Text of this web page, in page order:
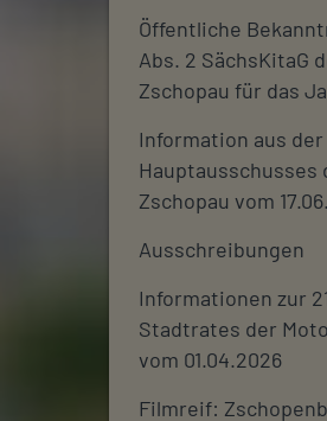
Öffentliche
Abs. 2 SächsKitaG
Zschopau für das
Information aus
Zschopau vom
Ausschreibungen
Informationen zur
Stadtrates der
vom 01.04.2026
Filmreif: